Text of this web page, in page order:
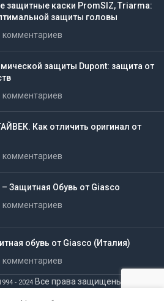
каски PromSIZ, Triarma:
защиты головы
комментариев
защиты Dupont: защита от
комментариев
Как отличить оригинал от
комментариев
– Защитная Обувь от Giasco
комментариев
обувь от Giasco (Италия)
комментариев
- 2024Все права защищены